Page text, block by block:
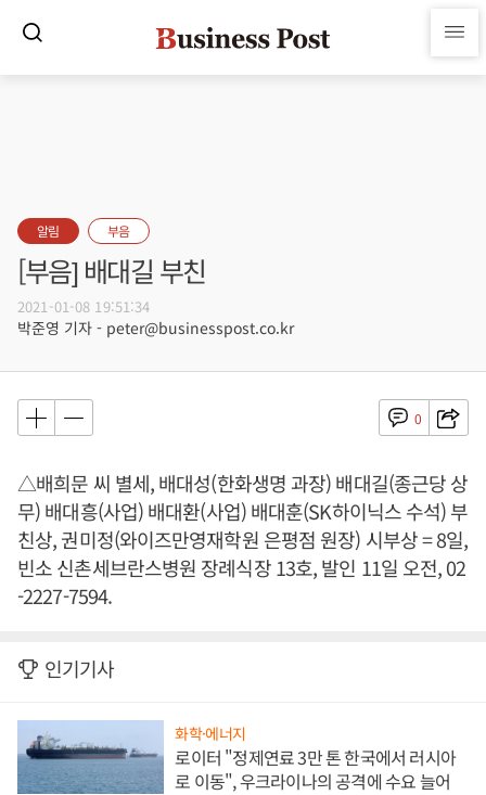
알림 부음
[부음] 배대길 부친
2021-01-08 19:51:34
박준영 기자 - peter@businesspost.co.kr
0
△배희문 씨 별세, 배대성(한화생명 과장) 배대길(종근당 상
무) 배대흥(사업) 배대환(사업) 배대훈(SK하이닉스 수석) 부
친상, 권미정(와이즈만영재학원 은평점 원장) 시부상 = 8일,
빈소 신촌세브란스병원 장례식장 13호, 발인 11일 오전, 02
-2227-7594.
인기기사
화학·에너지
로이터 "정제연료 3만 톤 한국에서 러시아
로 이동", 우크라이나의 공격에 수요 늘어